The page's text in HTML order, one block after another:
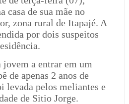
casa de sua mãe no
zona rural de Itapajé. A
por dois suspeitos
a entrar em um
de apenas 2 anos de
levada pelos meliantes e
de Sitio Jorge.